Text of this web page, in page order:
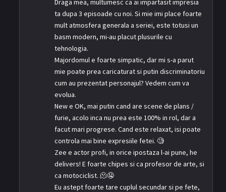
ta dupa 3 episoade cu noi. Si mie imi place foarte
mult atmosfera generala a seriei, este totusi un
basm modern, mi-au placut plusurile cu
tehnologia.
Majordomul e foarte simpatic, dar mi s-a parut
mie poate prea caricaturat si putin discriminatoriu
cum au prezentat personajul? Vedem cum va
evolua.
New e OK, mai putin cand are scene de plans /
furie, acolo inca nu prea este 100% in rol, dar a
facut mari progrese. Cand este relaxat, isi poate
controla mai bine expresiile fetei. 🧐
Zee e actor profi, in orice ipostaza l-ai pune, he
delivers! E foarte chipes si ca profesor de arte, si
ca motociclist. 🫠🤤
Eu astept foarte tare cuplul secundar si pe fete,